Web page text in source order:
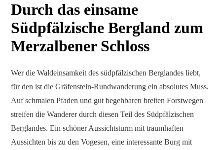
Durch das einsame
Südpfälzische Bergland zum
Merzalbener Schloss
Wer die Waldeinsamkeit des südpfälzischen Berglandes liebt,
für den ist die Gräfenstein-Rundwanderung ein absolutes Muss.
Auf schmalen Pfaden und gut begehbaren breiten Forstwegen
streifen die Wanderer durch diesen Teil des Südpfälzischen
Berglandes. Ein schöner Aussichtsturm mit traumhaften
Aussichten bis zu den Vogesen, eine interessante Burg mit